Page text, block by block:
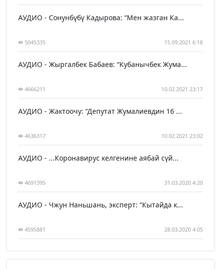
АУДИО - Сонунбүбү Кадырова: “Мен жазган Ка...
5045335 15.09.2021 6:18
АУДИО - Жыргалбек Бабаев: “Кубанычбек Жума...
4666211 10.02.2021 23:17
АУДИО - Жактоочу: “Депутат Жумалиевдин 16 ...
4636317 10.02.2021 23:02
АУДИО - ...Коронавирус келгенине аябай сүй...
4691395 31.03.2020 4:20
АУДИО - Чжун Наньшань, эксперт: “Кытайда к...
4595881 28.03.2020 4:05